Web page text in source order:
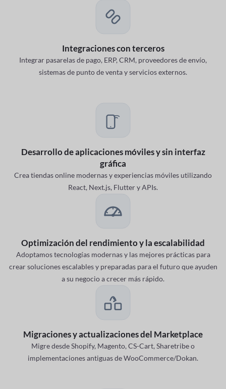
Integraciones con terceros
Integrar pasarelas de pago, ERP, CRM, proveedores de envío,
sistemas de punto de venta y servicios externos.
Desarrollo de aplicaciones móviles y sin interfaz
gráfica
Crea tiendas online modernas y experiencias móviles utilizando
React, Next.js, Flutter y APIs.
Optimización del rendimiento y la escalabilidad
Adoptamos tecnologías modernas y las mejores prácticas para
crear soluciones escalables y preparadas para el futuro que ayuden
a su negocio a crecer más rápido.
Migraciones y actualizaciones del Marketplace
Migre desde Shopify, Magento, CS-Cart, Sharetribe o
implementaciones antiguas de WooCommerce/Dokan.